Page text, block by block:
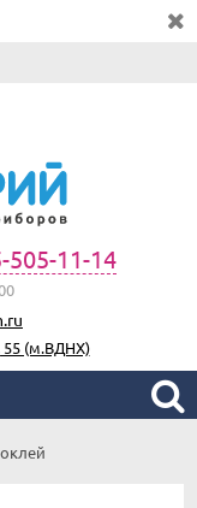
505-11-14
55 (м.ВДНХ)